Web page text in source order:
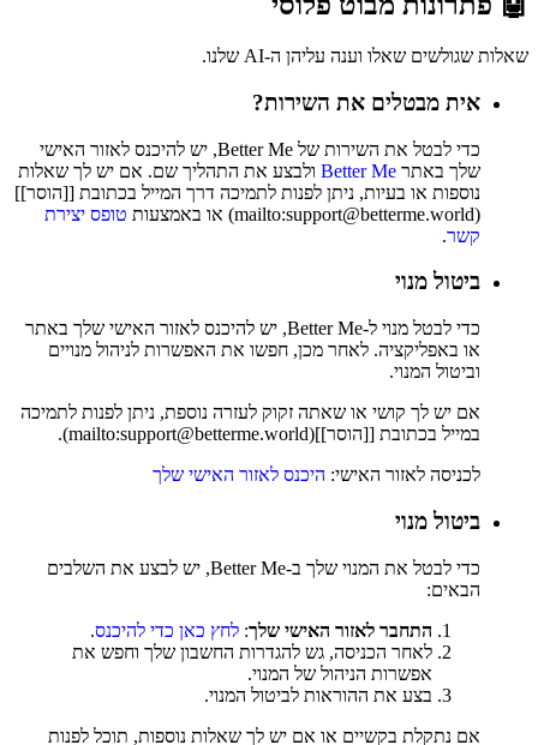
שאלות שגולשים שאלו וענה עליהן ה-AI שלנו.
אית מבטלים את השירות?
כדי לבטל את השירות של Better Me, יש להיכנס לאזור האישי
שלך באתר Better Me ולבצע את התהליך שם. אם יש לך שאלות
נוספות או בעיות, ניתן לפנות לתמיכה דרך המייל בכתובת [[הוסר]]
(mailto:support@betterme.world) או באמצעות
טופס יצירת
קשר.
ביטול מנוי
כדי לבטל מנוי ל-Better Me, יש להיכנס לאזור האישי שלך באתר
או באפליקציה. לאחר מכן, חפשו את האפשרות לניהול מנויים
וביטול המנוי.
אם יש לך קושי או שאתה זקוק לעזרה נוספת, ניתן לפנות לתמיכה
במייל בכתובת [[הוסר]](mailto:support@betterme.world).
לכניסה לאזור האישי: היכנס לאזור האישי שלך
ביטול מנוי
כדי לבטל את המנוי שלך ב-Better Me, יש לבצע את השלבים
הבאים:
התחבר לאזור האישי שלך: לחץ כאן כדי להיכנס.
לאחר הכניסה, גש להגדרות החשבון שלך וחפש את
אפשרות הניהול של המנוי.
בצע את ההוראות לביטול המנוי.
אם נתקלת בקשיים או אם יש לך שאלות נוספות, תוכל לפנות